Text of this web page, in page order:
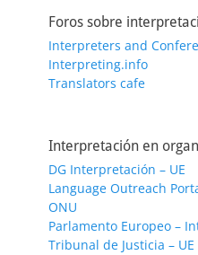
Foros sobre
Interpreters and
Interpreting.info
Translators cafe
Interpretación en
DG Interpretación – UE
Language Outreach
ONU
Parlamento Europeo –
Tribunal de Justicia – UE